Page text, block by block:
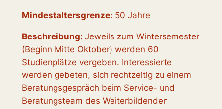
Mindestaltersgrenze: 50 Jahre
Beschreibung: Jeweils zum Wintersemester
(Beginn Mitte Oktober) werden 60
Studienplätze vergeben. Interessierte
werden gebeten, sich rechtzeitig zu einem
Beratungsgespräch beim Service- und
Beratungsteam des Weiterbildenden